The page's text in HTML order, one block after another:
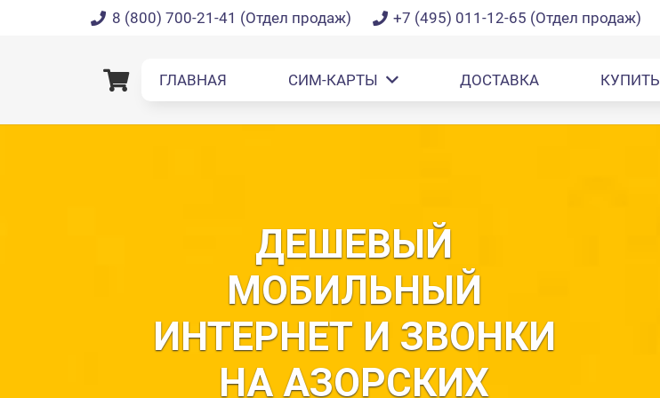
8 (800) 700-21-41 (Отдел продаж) +7 (495) 011-12-65 (Отдел продаж)
ГЛАВНАЯ СИМ-КАРТЫ ДОСТАВКА КУПИТЬ
ДЕШЕВЫЙ
МОБИЛЬНЫЙ
ИНТЕРНЕТ И ЗВОНКИ
НА АЗОРСКИХ
СТРАНАХ ЕС
В СТРАНАХ ЕВРОСОЮЗА
ДЕЙСТВУЮТ ПАКЕТЫ:
Prepago 10 —15 ГБ